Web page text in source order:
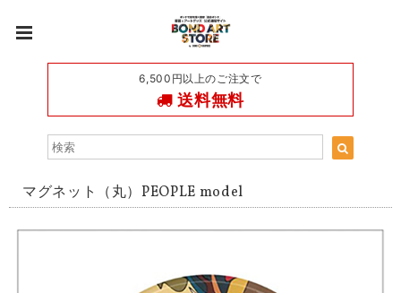
6,500円以上のご注文で
送料無料
マグネット（丸）PEOPLE model